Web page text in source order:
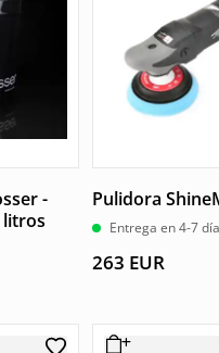
-
litros
Pulidora
Entrega en 4-7
263 EUR